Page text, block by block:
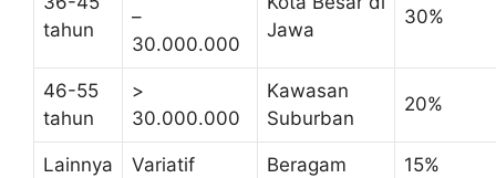
tahun
–
30.000.000
Jawa
30%
46-55
tahun
>
30.000.000
Kawasan
Suburban
20%
Lainnya Variatif Beragam 15%